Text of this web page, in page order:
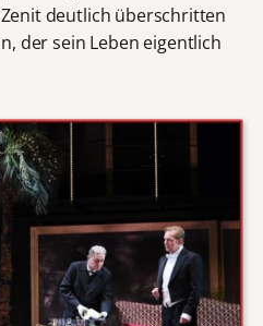
deutlich überschritten
der sein Leben eigentlich